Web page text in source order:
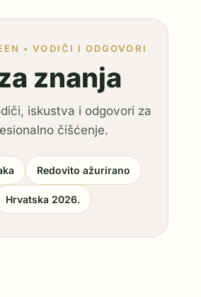
• VODIČI I ODGOVORI
znanja
iskustva i odgovori za
čišćenje.
Redovito ažurirano
Hrvatska 2026.